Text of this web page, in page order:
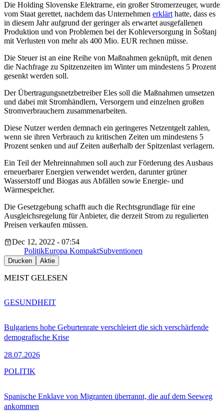
Die Holding Slovenske Elektrarne, ein großer Stromerzeuger, wurde
vom Staat gerettet, nachdem das Unternehmen erklärt hatte, dass es
in diesem Jahr aufgrund der geringer als erwartet ausgefallenen
Produktion und von Problemen bei der Kohleversorgung in Šoštanj
mit Verlusten von mehr als 400 Mio. EUR rechnen müsse.
Die Steuer ist an eine Reihe von Maßnahmen geknüpft, mit denen
die Nachfrage zu Spitzenzeiten im Winter um mindestens 5 Prozent
gesenkt werden soll.
Der Übertragungsnetzbetreiber Eles soll die Maßnahmen umsetzen
und dabei mit Stromhändlern, Versorgern und einzelnen großen
Stromverbrauchern zusammenarbeiten.
Diese Nutzer werden demnach ein geringeres Netzentgelt zahlen,
wenn sie ihren Verbrauch zu kritischen Zeiten um mindestens 5
Prozent senken und auf Zeiten außerhalb der Spitzenlast verlagern.
Ein Teil der Mehreinnahmen soll auch zur Förderung des Ausbaus
erneuerbarer Energien verwendet werden, darunter grüner
Wasserstoff und Biogas aus Abfällen sowie Energie- und
Wärmespeicher.
Die Gesetzgebung schafft auch die Rechtsgrundlage für eine
Ausgleichsregelung für Anbieter, die derzeit Strom zu regulierten
Preisen verkaufen müssen.
Dec 12, 2022 - 07:54
PolitikEuropa KompaktSubventionen
Drucken Aktie
MEIST GELESEN
Bulgariens hohe Geburtenrate verschleiert die sich verschärfende
demografische Krise
28.07.2026
GESUNDHEIT
Spanische Enklave von Migranten überrannt, die auf dem Seeweg
ankommen
POLITIK